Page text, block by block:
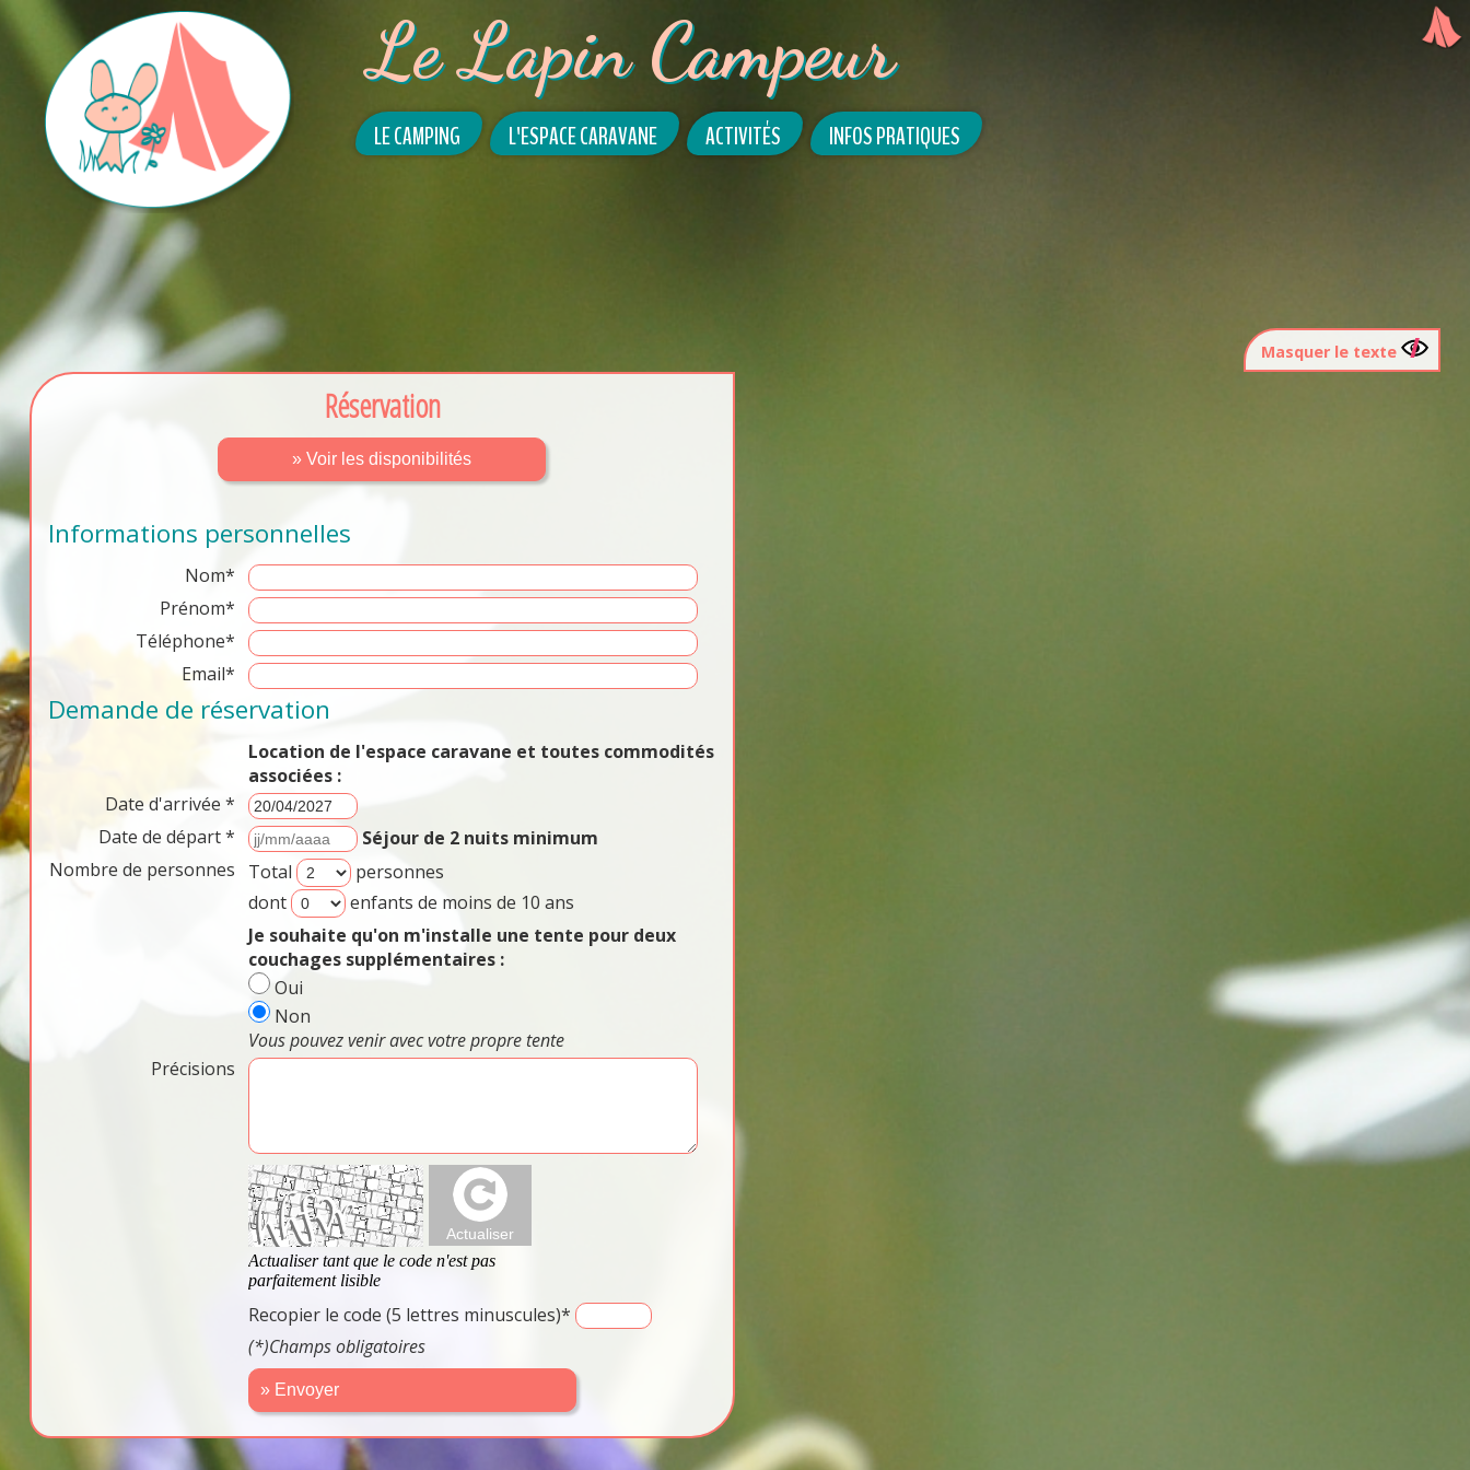
Le Lapin Campeur
LE CAMPING L'ESPACE CARAVANE ACTIVITÉS INFOS PRATIQUES
Masquer le texte
Réservation
» Voir les disponibilités
Informations personnelles
Nom*
Prénom*
Téléphone*
Email*
Demande de réservation
Location de l'espace caravane et toutes commodités
associées :
Date d'arrivée *
Date de départ *
Séjour de 2 nuits minimum
Nombre de personnes
Total
personnes
dont
enfants de moins de 10 ans
Je souhaite qu'on m'installe une tente pour deux
couchages supplémentaires :
Oui
Non
Vous pouvez venir avec votre propre tente
Précisions
Recopier le code (5 lettres minuscules)*
(*)Champs obligatoires
» Envoyer